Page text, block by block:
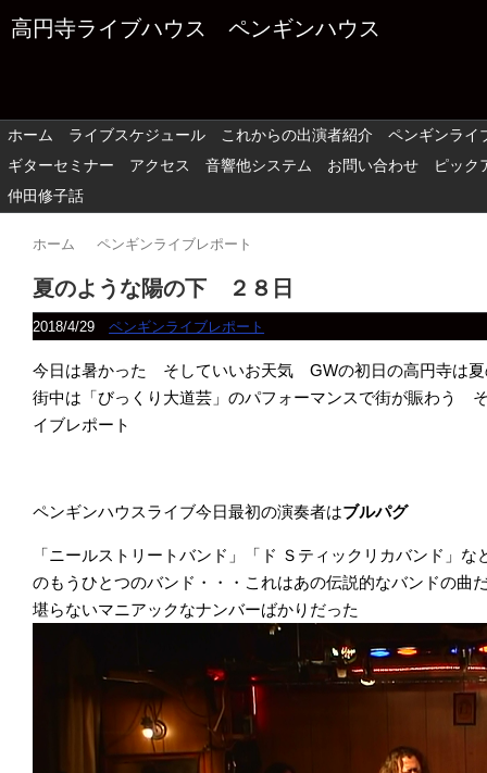
高円寺ライブハウス ペンギンハウス
ホーム ライブスケジュール これからの出演者紹介
ペンギンライ
ギターセミナー
アクセス 音響他システム お問い合わせ
ピック
仲田修子話
ホーム ペンギンライブレポート
夏のような陽の下 ２８日
2018/4/29 ペンギンライブレポート
今日は暑かった そしていいお天気 GWの初日の高円寺は
街中は「びっくり大道芸」のパフォーマンスで街が賑わう
イブレポート
ペンギンハウスライブ今日最初の演奏者はブルパグ
「ニールストリートバンド」「ド Ｓティックリカバンド」
のもうひとつのバンド・・・これはあの伝説的なバンドの曲
堪らないマニアックなナンバーばかりだった